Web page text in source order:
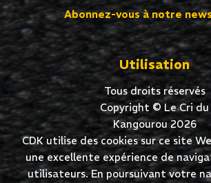
Abonnez-vous à notre
Utilisation
Tous droits réservés
Copyright © Le Cri du
Kangourou 2026
CDK utilise des cookies sur ce site
une excellente expérience de
utilisateurs. En poursuivant votre